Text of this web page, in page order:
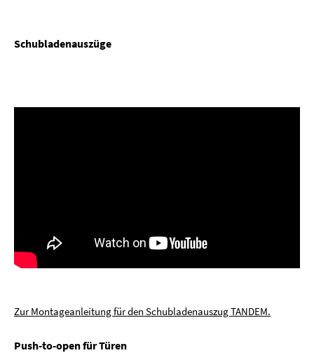
Schubladenauszüge
Zur Montageanleitung für den Schubladenauszug TANDEM.
Push-to-open für Türen